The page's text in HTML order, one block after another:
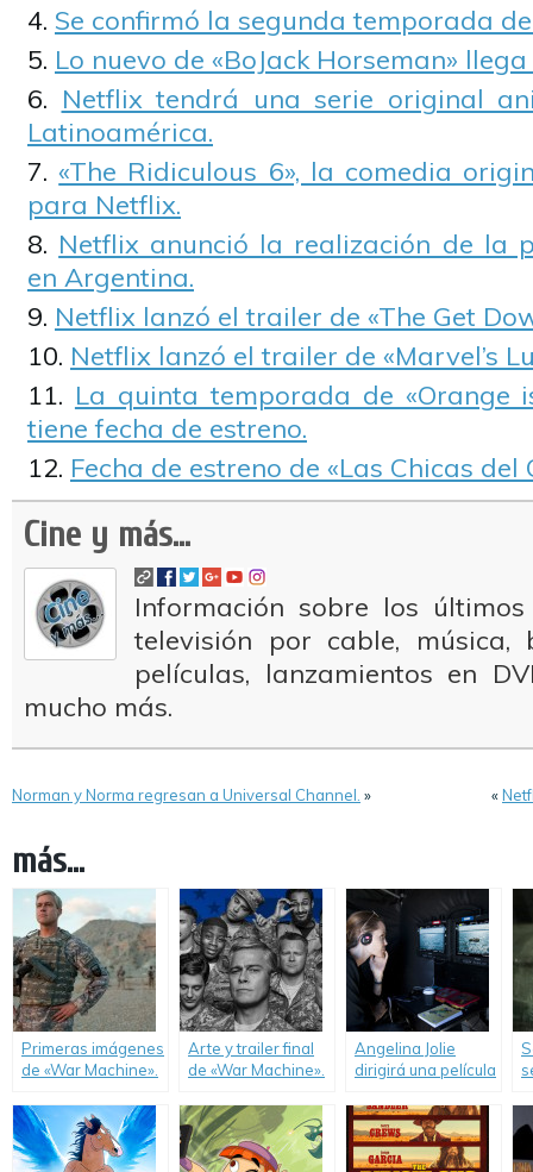
Se confirmó la segunda temporada de
Lo nuevo de «BoJack Horseman»
Netflix tendrá una serie original
Latinoamérica.
«The Ridiculous 6», la comedia
para Netflix.
Netflix anunció la realización de la
en Argentina.
Netflix lanzó el trailer de «The Get
Netflix lanzó el trailer de «Marvel’s
La quinta temporada de «Orange
tiene fecha de estreno.
Fecha de estreno de «Las Chicas del
Cine y más...
Información sobre los
televisión por cable, música,
películas, lanzamientos en
mucho más.
Norman y Norma regresan a Universal Channel. » «
más...
Primeras imágenes
de «War Machine».
Arte y trailer final
de «War Machine».
Angelina Jolie
dirigirá una película